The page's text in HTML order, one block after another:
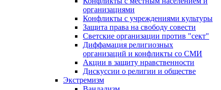
организациями
Конфликты с учреждениями культуры
Защита права на свободу совести
Светские организации против "сект"
Диффамация религиозных
организаций и конфликты со СМИ
Акции в защиту нравственности
Дискуссии о религии и обществе
Экстремизм